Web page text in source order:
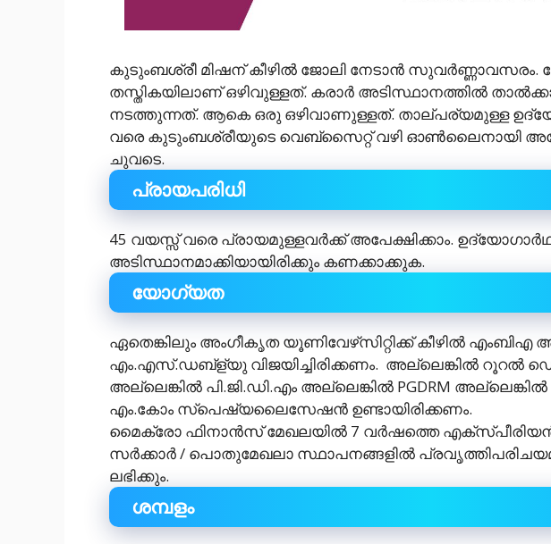
കുടുംബശ്രീ മിഷന് കീഴിൽ ജോലി നേടാൻ സുവർണ്ണാവസരം.
തസ്തികയിലാണ് ഒഴിവുള്ളത്. കരാർ അടിസ്ഥാനത്തിൽ
നടത്തുന്നത്. ആകെ ഒരു ഒഴിവാണുള്ളത്. താല്പര്യമുള്ള
വരെ കുടുംബശ്രീയുടെ വെബ്‌സൈറ്റ് വഴി ഓൺലൈനായി
ചുവടെ.
പ്രായപരിധി
45 വയസ്സ് വരെ പ്രായമുള്ളവർക്ക് അപേക്ഷിക്കാം.
അടിസ്ഥാനമാക്കിയായിരിക്കും കണക്കാക്കുക.
യോഗ്യത
ഏതെങ്കിലും അംഗീകൃത യൂണിവേഴ്‌സിറ്റിക്ക് കീഴിൽ എംബിഎ
എം.എസ്.ഡബ്ള്യു വിജയിച്ചിരിക്കണം. അല്ലെങ്കിൽ റൂറൽ
അല്ലെങ്കിൽ പി.ജി.ഡി.എം അല്ലെങ്കിൽ PGDRM
എം.കോം സ്പെഷ്യലൈസേഷൻ ഉണ്ടായിരിക്കണം.
മൈക്രോ ഫിനാൻസ് മേഖലയിൽ 7 വർഷത്തെ
സർക്കാർ / പൊതുമേഖലാ സ്ഥാപനങ്ങളിൽ
ലഭിക്കും.
ശമ്പളം